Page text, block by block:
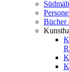
Bücher